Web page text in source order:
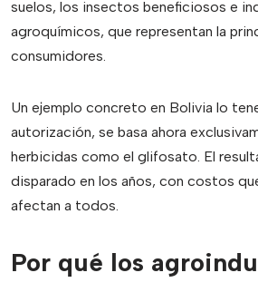
suelos, los insectos beneficiosos e
agroquímicos, que representan la
consumidores.
Un ejemplo concreto en Bolivia lo
autorización, se basa ahora
herbicidas como el glifosato. El
disparado en los años, con costos
afectan a todos.
Por qué los